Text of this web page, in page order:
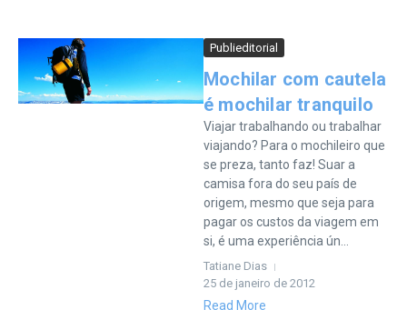
Publieditorial
Mochilar com cautela
é mochilar tranquilo
Viajar trabalhando ou trabalhar
viajando? Para o mochileiro que
se preza, tanto faz! Suar a
camisa fora do seu país de
origem, mesmo que seja para
pagar os custos da viagem em
si, é uma experiência ún...
Tatiane Dias
25 de janeiro de 2012
Read More